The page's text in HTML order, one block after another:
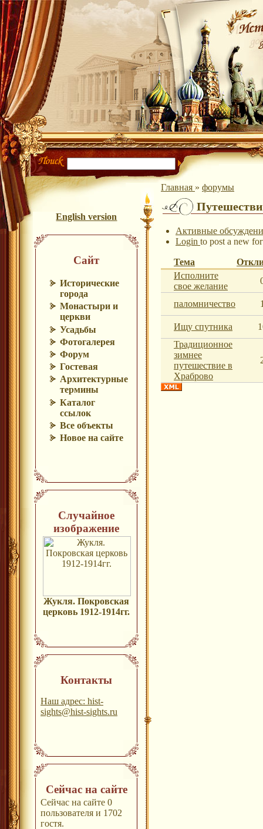
English version
Сайт
Исторические
города
Монастыри и
церкви
Усадьбы
Фотогалерея
Форум
Гостевая
Архитектурные
термины
Каталог
ссылок
Все объекты
Новое на сайте
Случайное
изображение
Жукля. Покровская
церковь 1912-1914гг.
Контакты
Наш адрес: hist-
sights@hist-sights.ru
Сейчас на сайте
Сейчас на сайте 0
пользователя и 1702
гостя.
Главная » форумы
Активные
Login to post a new
Тема
Исполните
свое желание
паломничество
Ищу спутника
Традиционное
зимнее
путешествие в
Храброво